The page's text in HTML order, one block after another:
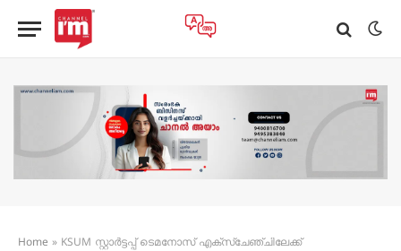
Home » KSUM സ്റ്റാർട്ടപ്പ് ടെമനോസ് എക്സ്ചേഞ്ചിലേക്ക്